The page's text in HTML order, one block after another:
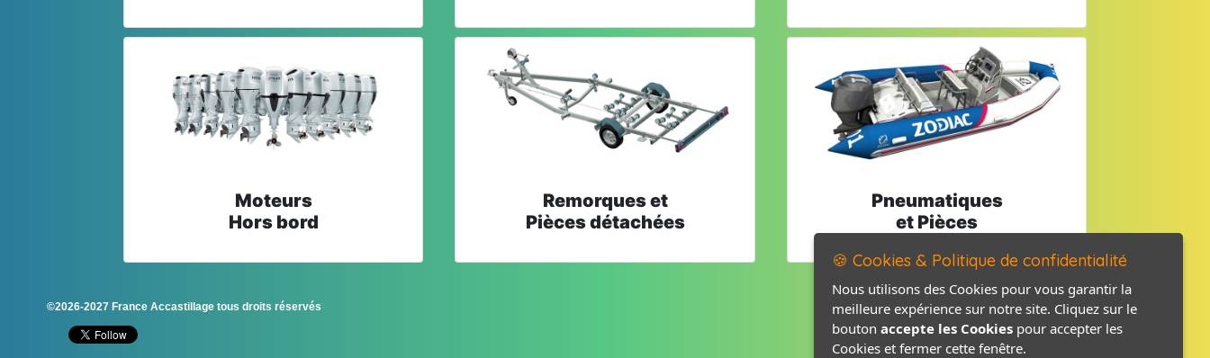
Moteurs
Hors bord
Remorques et
Pièces détachées
Pneumatiques
et Pièces
©2026-2027 France Accastillage tous droits réservés Mentions légales
Politique de confidentialité
🍪 Cookies & Politique de confidentialité
Nous utilisons des Cookies pour vous garantir la
meilleure expérience sur notre site. Cliquez sur le
bouton accepte les Cookies pour accepter les
Cookies et fermer cette fenêtre.